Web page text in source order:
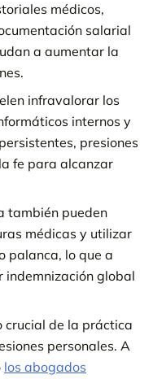
médicos,
salarial
a aumentar la
infravalorar los
internos y
presiones
fe para alcanzar
también pueden
médicas y utilizar
palanca, lo que a
indemnización global
crucial de la práctica
personales. A
los abogados